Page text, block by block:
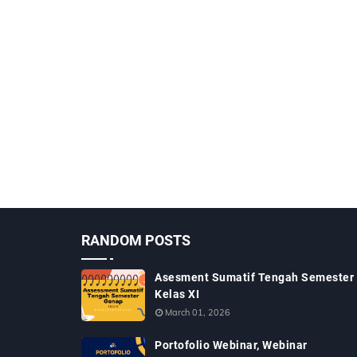
RANDOM POSTS
Asesment Sumatif Tengah Semester
Kelas XI
March 01, 2026
Portofolio Webinar, Webinar